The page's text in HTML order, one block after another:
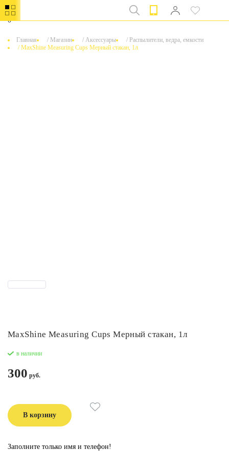
0
Главная / Магазин / Аксессуары / Распылители, ведра, емкости
/MaxShine Measuring Cups Мерный стакан, 1л
MaxShine Measuring Cups Мерный стакан, 1л
в наличии
300
В корзину
Заполните только имя и телефон!